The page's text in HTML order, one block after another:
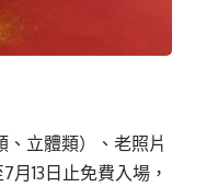
立體類）、老照片
13日止免費入場，